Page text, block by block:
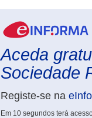
Aceda
Sociedade
Registe-se na
Em 10 segundos terá